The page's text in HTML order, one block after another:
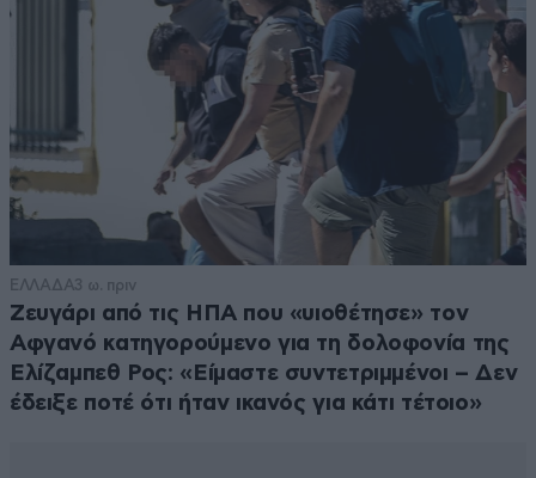
ΕΛΛΑΔΑ3 ω. πριν
Ζευγάρι από τις ΗΠΑ που «υιοθέτησε» τον
Αφγανό κατηγορούμενο για τη δολοφονία της
Ελίζαμπεθ Ρος: «Είμαστε συντετριμμένοι – Δεν
έδειξε ποτέ ότι ήταν ικανός για κάτι τέτοιο»